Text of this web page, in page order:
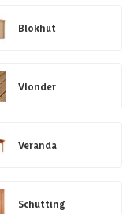
Blokhut
Vlonder
Veranda
Schutting